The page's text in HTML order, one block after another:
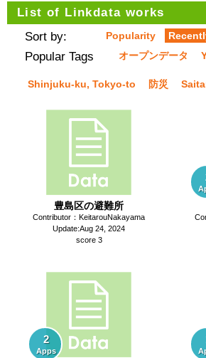
List of Linkdata works
Sort by:
Popularity
Popular Tags オープンデータ
Shinjuku-ku, Tokyo-to 防災
豊島区の避難所
Contributor：KeitarouNakayama
Update:Aug 24, 2024
score 3
2
Apps